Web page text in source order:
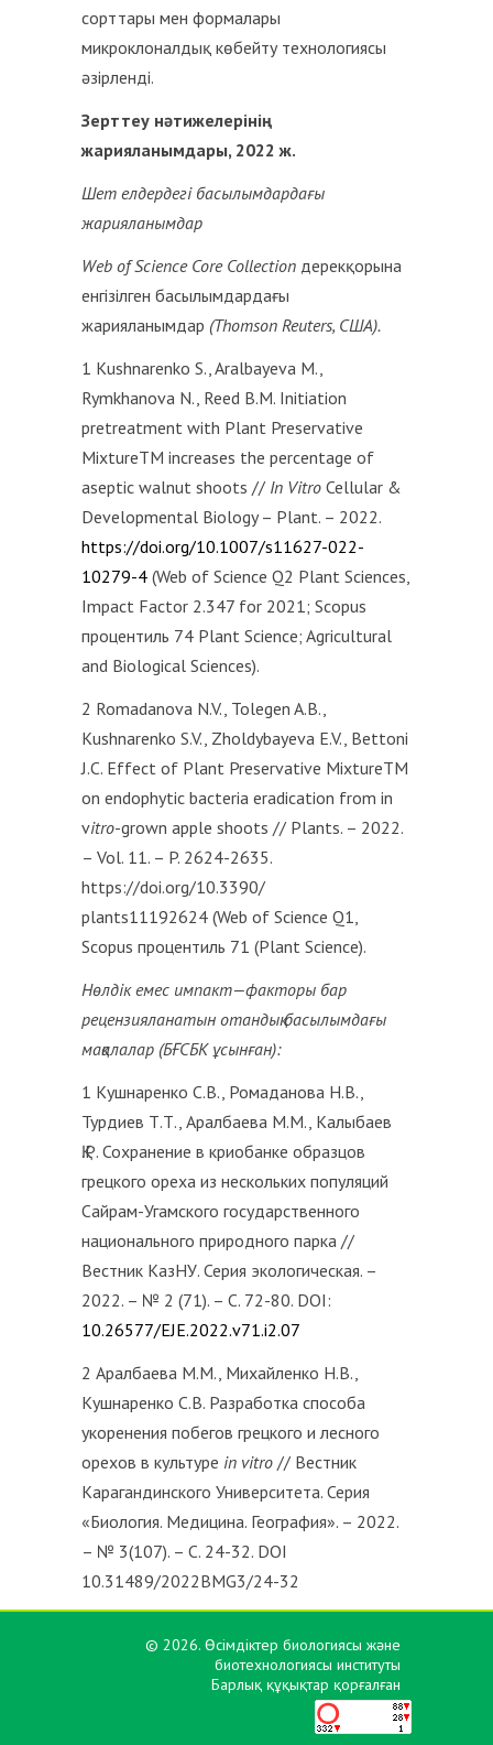
сорттары мен формалары
микроклоналдық көбейту технологиясы
әзірленді.
Зерттеу нәтижелерінің
жарияланымдары, 2022 ж.
Шет елдердегі басылымдардағы
жарияланымдар
Web of Science Core Collection дерекқорына
енгізілген басылымдардағы
жарияланымдар (Thomson Reuters, США).
1 Kushnarenko S., Aralbayeva M.,
Rymkhanova N., Reed B.M. Initiation
pretreatment with Plant Preservative
MixtureTM increases the percentage of
aseptic walnut shoots // In Vitro Cellular &
Developmental Biology – Plant. – 2022.
https://doi.org/10.1007/s11627-022-
10279-4 (Web of Science Q2 Plant Sciences,
Impact Factor 2.347 for 2021; Scopus
процентиль 74 Plant Science; Agricultural
and Biological Sciences).
2 Romadanova N.V., Tolegen A.B.,
Kushnarenko S.V., Zholdybayeva E.V., Bettoni
J.C. Effect of Plant Preservative MixtureTM
on endophytic bacteria eradication from in
vitro-grown apple shoots // Plants. – 2022.
– Vol. 11. – P. 2624-2635.
https://doi.org/10.3390/
plants11192624 (Web of Science Q1,
Scopus процентиль 71 (Plant Science).
Нөлдік емес импакт—факторы бар
рецензияланатын отандық басылымдағы
мақалалар (БҒСБК ұсынған):
1 Кушнаренко С.В., Ромаданова Н.В.,
Турдиев Т.Т., Аралбаева М.М., Калыбаев
Қ.Р. Сохранение в криобанке образцов
грецкого ореха из нескольких популяций
Сайрам-Угамского государственного
национального природного парка //
Вестник КазНУ. Серия экологическая. –
2022. – № 2 (71). – С. 72-80. DOI:
10.26577/EJE.2022.v71.i2.07
2 Аралбаева М.М., Михайленко Н.В.,
Кушнаренко С.В. Разработка способа
укоренения побегов грецкого и лесного
орехов в культуре in vitro // Вестник
Карагандинского Университета. Серия
«Биология. Медицина. География». – 2022.
– № 3(107). – С. 24-32. DOI
10.31489/2022BMG3/24-32
© 2026. Өсімдіктер биологиясы және
биотехнологиясы институты
Барлық құқықтар қорғалған